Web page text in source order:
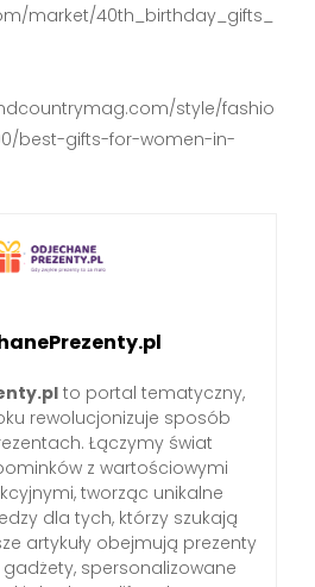
market/40th_birthday_gifts_
style/fashio
best-gifts-for-women-in-
to portal tematyczny,
rewolucjonizuje sposób
Łączymy świat
z wartościowymi
tworząc unikalne
dla tych, którzy szukają
artykuły obejmują prezenty
gadżety, spersonalizowane